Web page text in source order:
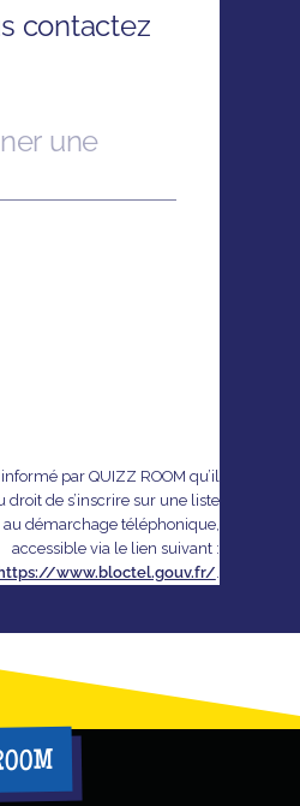
informé par QUIZZ ROOM qu’il
droit de s’inscrire sur une liste
au démarchage téléphonique,
accessible via le lien suivant :
https://www.bloctel.gouv.fr/.